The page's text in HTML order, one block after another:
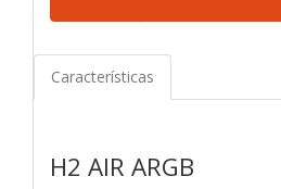
Características
H2 AIR ARGB